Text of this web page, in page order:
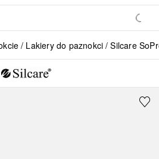
Lakiery do paznokci Silcare